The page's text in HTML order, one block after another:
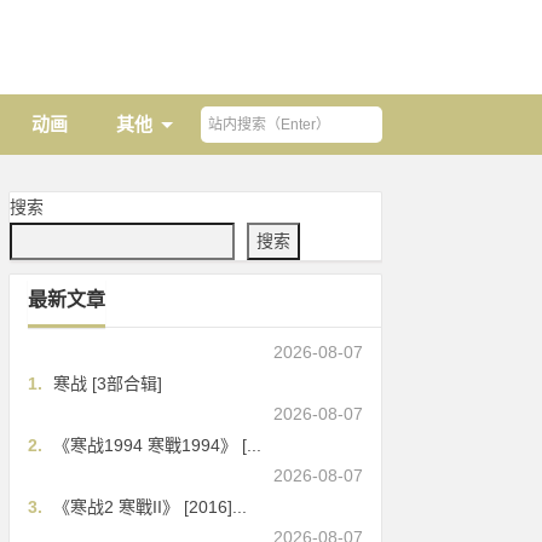
动画 其他
搜索
搜索
最新文章
2026-08-07
1.
寒战 [3部合辑]
2026-08-07
2.
《寒战1994 寒戰1994》 [...
2026-08-07
3.
《寒战2 寒戰II》 [2016]...
2026-08-07